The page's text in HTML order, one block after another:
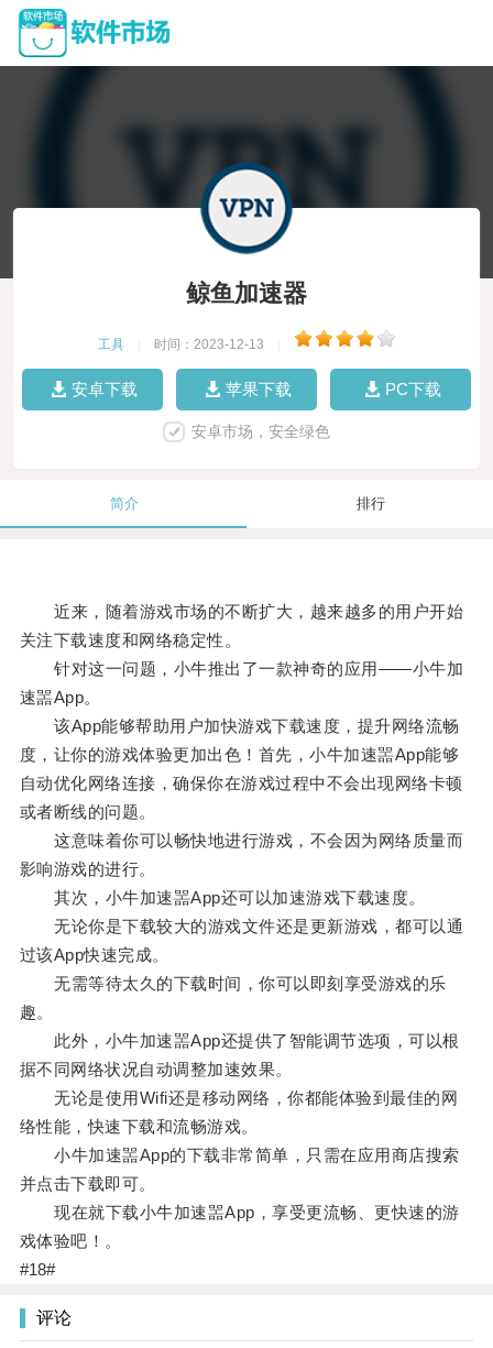
鲸鱼加速器
工具 时间：2023-12-13
安卓下载 苹果下载 PC下载
安卓市场，安全绿色
简介 排行
近来，随着游戏市场的不断扩大，越来越多的用户开始
关注下载速度和网络稳定性。
针对这一问题，小牛推出了一款神奇的应用——小牛加
速噐App。
该App能够帮助用户加快游戏下载速度，提升网络流畅
度，让你的游戏体验更加出色！首先，小牛加速噐App能够
自动优化网络连接，确保你在游戏过程中不会出现网络卡顿
或者断线的问题。
这意味着你可以畅快地进行游戏，不会因为网络质量而
影响游戏的进行。
其次，小牛加速噐App还可以加速游戏下载速度。
无论你是下载较大的游戏文件还是更新游戏，都可以通
过该App快速完成。
无需等待太久的下载时间，你可以即刻享受游戏的乐
趣。
此外，小牛加速噐App还提供了智能调节选项，可以根
据不同网络状况自动调整加速效果。
无论是使用Wifi还是移动网络，你都能体验到最佳的网
络性能，快速下载和流畅游戏。
小牛加速噐App的下载非常简单，只需在应用商店搜索
并点击下载即可。
现在就下载小牛加速噐App，享受更流畅、更快速的游
戏体验吧！。
#18#
评论